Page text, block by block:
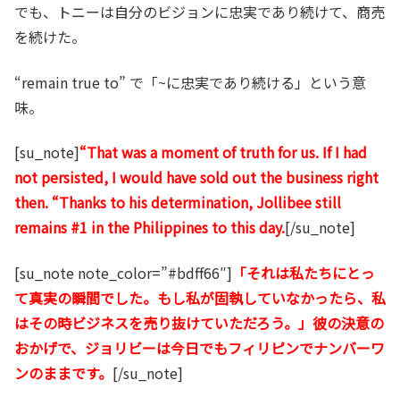
でも、トニーは自分のビジョンに忠実であり続けて、商売
を続けた。
“remain true to” で「~に忠実であり続ける」という意
味。
[su_note]“That was a moment of truth for us. If I had
not persisted, I would have sold out the business right
then. “Thanks to his determination, Jollibee still
remains #1 in the Philippines to this day.[/su_note]
[su_note note_color=”#bdff66″] 「それは私たちにとっ
て真実の瞬間でした。もし私が固執していなかったら、私
はその時ビジネスを売り抜けていただろう。」彼の決意の
おかげで、ジョリビーは今日でもフィリピンでナンバーワ
ンのままです。 [/su_note]